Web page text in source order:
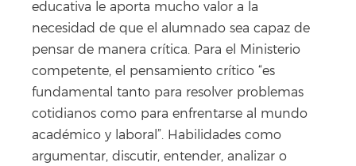
educativa le aporta mucho valor a la
necesidad de que el alumnado sea capaz de
pensar de manera crítica. Para el Ministerio
competente, el pensamiento crítico “es
fundamental tanto para resolver problemas
cotidianos como para enfrentarse al mundo
académico y laboral”. Habilidades como
argumentar, discutir, entender, analizar o